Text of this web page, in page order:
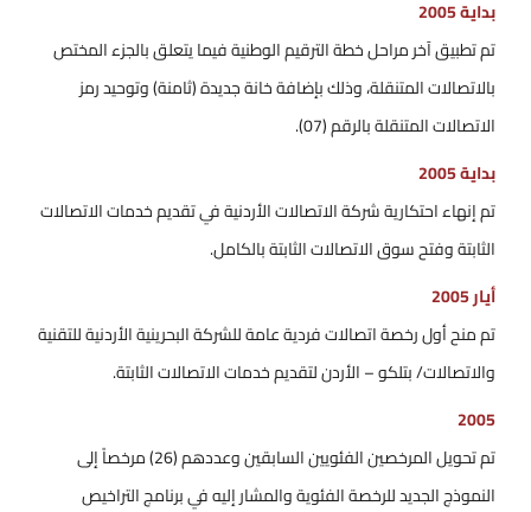
بداية 2005
تم تطبيق آخر مراحل خطة الترقيم الوطنية فيما يتعلق بالجزء المختص
بالاتصالات المتنقلة، وذلك بإضافة خانة جديدة (ثامنة) وتوحيد رمز
الاتصالات المتنقلة بالرقم (07).
بداية 2005
تم إنهاء احتكارية شركة الاتصالات الأردنية في تقديم خدمات الاتصالات
الثابتة وفتح سوق الاتصالات الثابتة بالكامل.
أيار 2005
تم منح أول رخصة اتصالات فردية عامة للشركة البحرينية الأردنية للتقنية
والاتصالات/ بتلكو – الأردن لتقديم خدمات الاتصالات الثابتة.
2005
تم تحويل المرخصين الفئويين السابقين وعددهم (26) مرخصاً إلى
النموذج الجديد للرخصة الفئوية والمشار إليه في برنامج التراخيص